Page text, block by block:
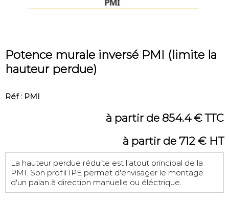
Potence murale inversé PMI (limite la
hauteur perdue)
Réf : PMI
à partir de 854.4 € TTC
à partir de 712 € HT
La hauteur perdue réduite est l'atout principal de la
PMI. Son profil IPE permet d'envisager le montage
d'un palan à direction manuelle ou éléctrique.